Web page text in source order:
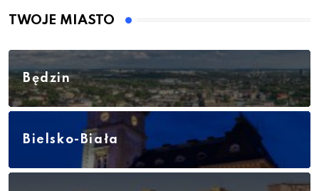
TWOJE MIASTO
Będzin
Bielsko-Biała